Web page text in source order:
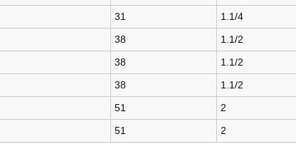
31 1.1/4
38 1.1/2
38 1.1/2
38 1.1/2
51 2
51 2